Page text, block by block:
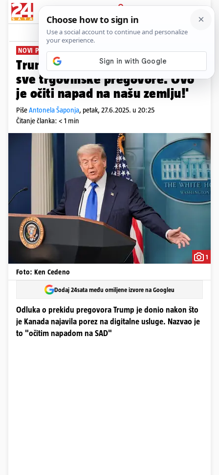
PRIJAVA
News Komentari
NOVI PREOKRET
Trump: 'S Kanadom prekidamo
sve trgovinske pregovore. Ovo
je očiti napad na našu zemlju!'
PišeAntonela Šaponja, petak, 27.6.2025. u 20:25
Čitanje članka: < 1 min
1
Foto: Ken Cedeno
Dodaj 24sata među omiljene izvore na Googleu
Odluka o prekidu pregovora Trump je donio nakon što
je Kanada najavila porez na digitalne usluge. Nazvao je
to "očitim napadom na SAD"